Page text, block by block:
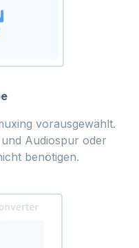
vorausgewählt.
Audiospur oder
benötigen.